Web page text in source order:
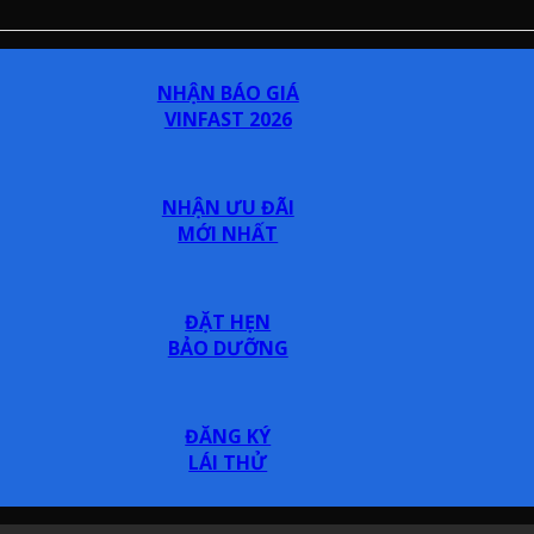
NHẬN BÁO GIÁ
VINFAST 2026
NHẬN ƯU ĐÃI
MỚI NHẤT
ĐẶT HẸN
BẢO DƯỠNG
ĐĂNG KÝ
LÁI THỬ